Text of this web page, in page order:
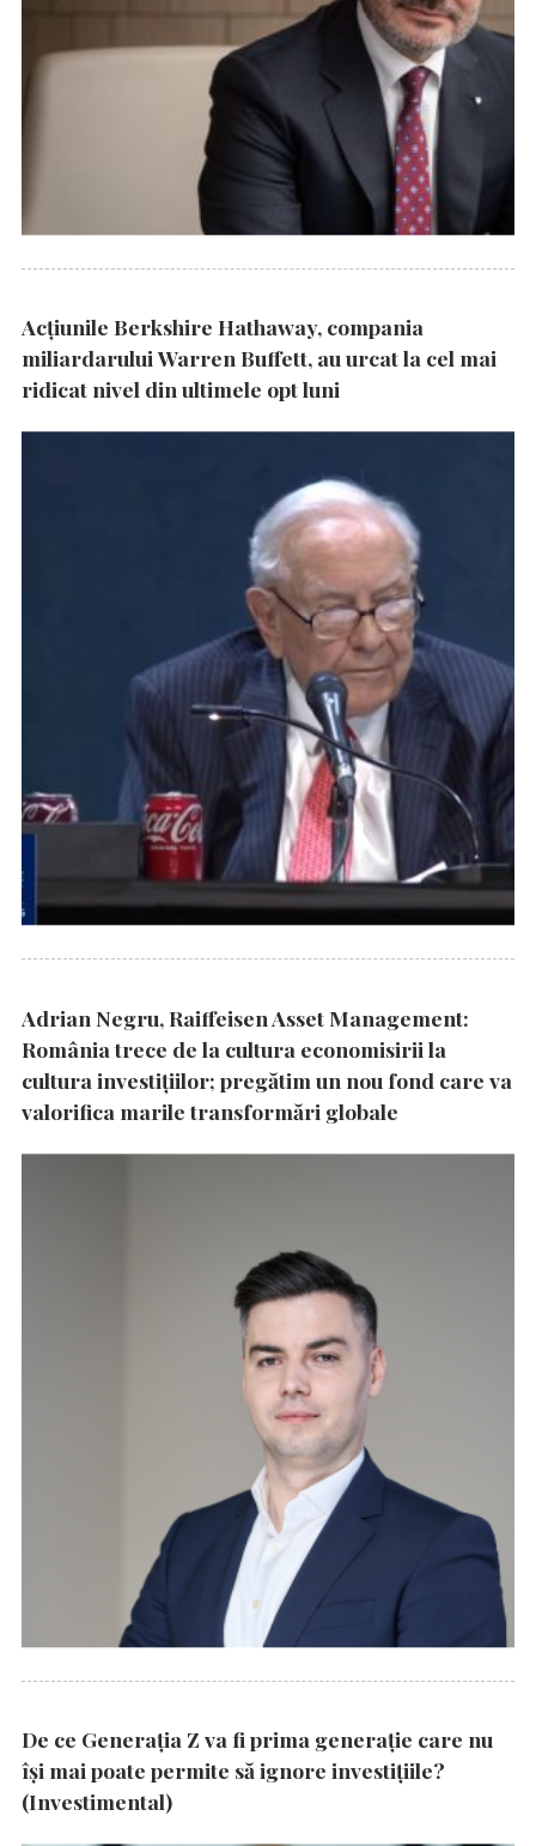
Acțiunile Berkshire Hathaway, compania
miliardarului Warren Buffett, au urcat la cel mai
ridicat nivel din ultimele opt luni
Adrian Negru, Raiffeisen Asset Management:
România trece de la cultura economisirii la
cultura investițiilor; pregătim un nou fond care va
valorifica marile transformări globale
De ce Generația Z va fi prima generație care nu
își mai poate permite să ignore investițiile?
(Investimental)